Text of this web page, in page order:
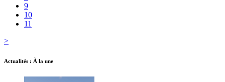
9
10
11
>
Actualités : À la une